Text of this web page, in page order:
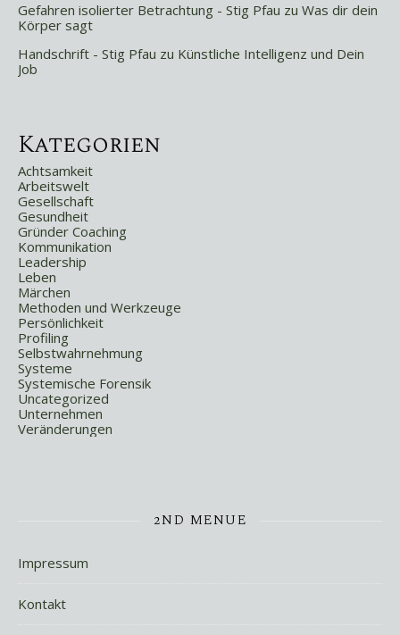
Gefahren isolierter Betrachtung - Stig Pfau zu Was dir dein
Körper sagt
Handschrift - Stig Pfau zu Künstliche Intelligenz und Dein
Job
Kategorien
Achtsamkeit
Arbeitswelt
Gesellschaft
Gesundheit
Gründer Coaching
Kommunikation
Leadership
Leben
Märchen
Methoden und Werkzeuge
Persönlichkeit
Profiling
Selbstwahrnehmung
Systeme
Systemische Forensik
Uncategorized
Unternehmen
Veränderungen
2ND MENUE
Impressum
Kontakt